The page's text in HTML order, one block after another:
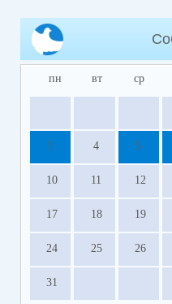
пн вт ср
3 4 5
10 11 12
17 18 19
24 25 26
31